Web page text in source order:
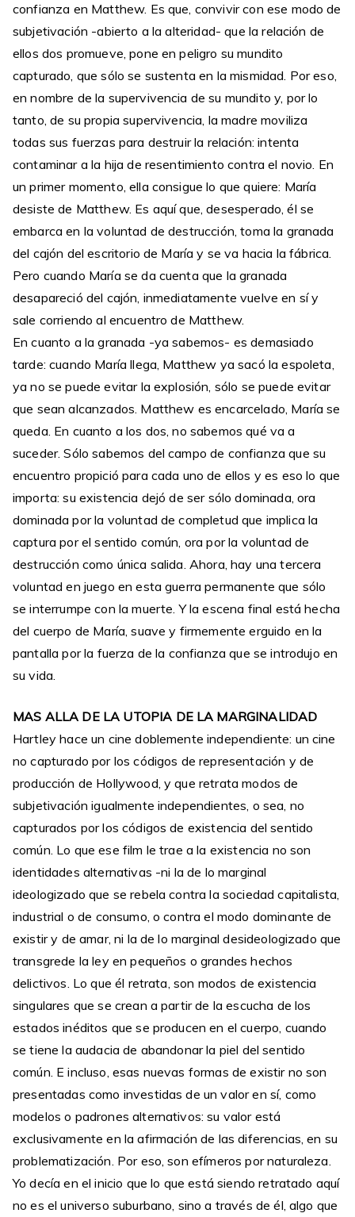
confianza en Matthew. Es que, convivir con ese modo de
subjetivación -abierto a la alteridad- que la relación de
ellos dos promueve, pone en peligro su mundito
capturado, que sólo se sustenta en la mismidad. Por eso,
en nombre de la supervivencia de su mundito y, por lo
tanto, de su propia supervivencia, la madre moviliza
todas sus fuerzas para destruir la relación: intenta
contaminar a la hija de resentimiento contra el novio. En
un primer momento, ella consigue lo que quiere: María
desiste de Matthew. Es aquí que, desesperado, él se
embarca en la voluntad de destrucción, toma la granada
del cajón del escritorio de María y se va hacia la fábrica.
Pero cuando María se da cuenta que la granada
desapareció del cajón, inmediatamente vuelve en sí y
sale corriendo al encuentro de Matthew.
En cuanto a la granada -ya sabemos- es demasiado
tarde: cuando María llega, Matthew ya sacó la espoleta,
ya no se puede evitar la explosión, sólo se puede evitar
que sean alcanzados. Matthew es encarcelado, María se
queda. En cuanto a los dos, no sabemos qué va a
suceder. Sólo sabemos del campo de confianza que su
encuentro propició para cada uno de ellos y es eso lo que
importa: su existencia dejó de ser sólo dominada, ora
dominada por la voluntad de completud que implica la
captura por el sentido común, ora por la voluntad de
destrucción como única salida. Ahora, hay una tercera
voluntad en juego en esta guerra permanente que sólo
se interrumpe con la muerte. Y la escena final está hecha
del cuerpo de María, suave y firmemente erguido en la
pantalla por la fuerza de la confianza que se introdujo en
su vida.
MAS ALLA DE LA UTOPIA DE LA MARGINALIDAD
Hartley hace un cine doblemente independiente: un cine
no capturado por los códigos de representación y de
producción de Hollywood, y que retrata modos de
subjetivación igualmente independientes, o sea, no
capturados por los códigos de existencia del sentido
común. Lo que ese film le trae a la existencia no son
identidades alternativas -ni la de lo marginal
ideologizado que se rebela contra la sociedad capitalista,
industrial o de consumo, o contra el modo dominante de
existir y de amar, ni la de lo marginal desideologizado que
transgrede la ley en pequeños o grandes hechos
delictivos. Lo que él retrata, son modos de existencia
singulares que se crean a partir de la escucha de los
estados inéditos que se producen en el cuerpo, cuando
se tiene la audacia de abandonar la piel del sentido
común. E incluso, esas nuevas formas de existir no son
presentadas como investidas de un valor en sí, como
modelos o padrones alternativos: su valor está
exclusivamente en la afirmación de las diferencias, en su
problematización. Por eso, son efímeros por naturaleza.
Yo decía en el inicio que lo que está siendo retratado aquí
no es el universo suburbano, sino a través de él, algo que